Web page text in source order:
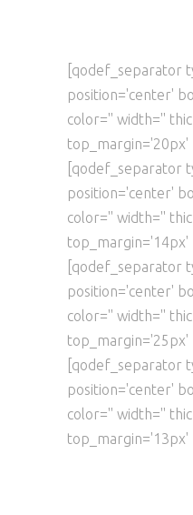
[qodef_separator
position='center'
color='' width=''
top_margin='20px'
[qodef_separator
position='center'
color='' width=''
top_margin='14px'
[qodef_separator
position='center'
color='' width=''
top_margin='25px'
[qodef_separator
position='center'
color='' width=''
top_margin='13px'